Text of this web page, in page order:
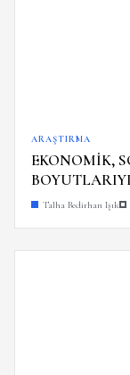
ARAŞTIRMA
EKONOMİK,
Talha Bedirhan Işık